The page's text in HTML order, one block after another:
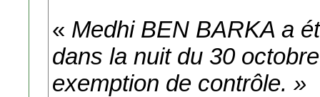
« Medhi BEN BARKA a
dans la nuit du 30
exemption de contrôle. »